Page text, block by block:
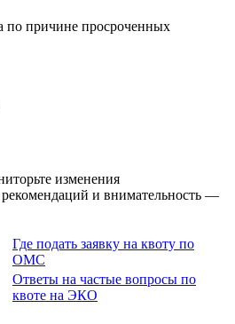
по причине просроченных
изменения
рекомендаций и внимательность —
Где подать заявку на квоту по
ОМС
Ответы на частые вопросы по
квоте на ЭКО